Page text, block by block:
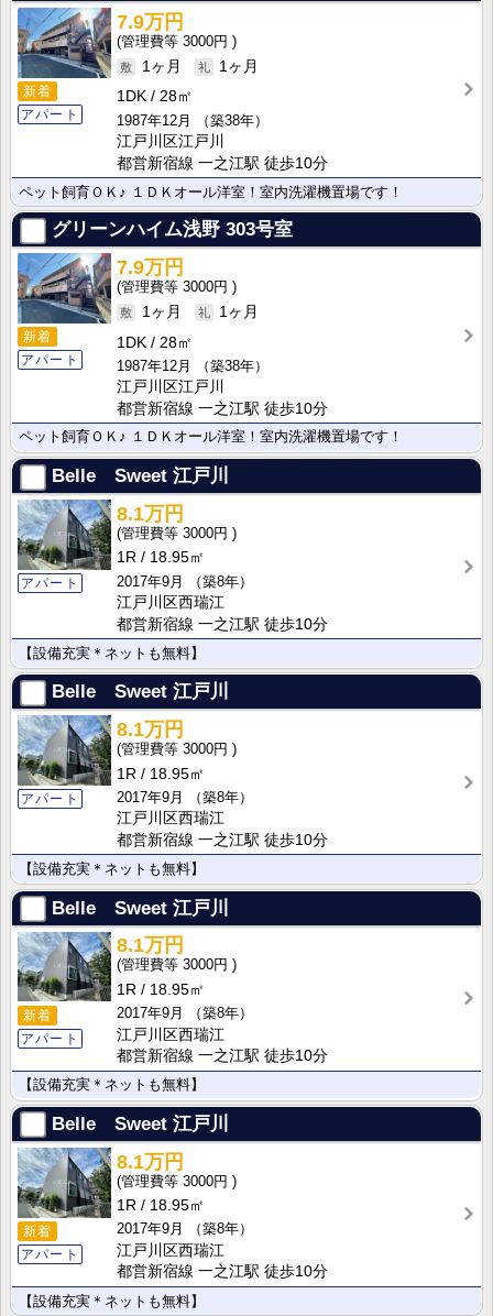
新着
アパート
7.9万円
3000円
1ヶ月
1ヶ月
1DK
28㎡
1987年12月
（築38年）
江戸川区江戸川
都営新宿線 一之江駅 徒歩10分
ペット飼育ＯＫ♪ １ＤＫオール洋室！室内洗濯機置場です！
グリーンハイム浅野 303号室
新着
アパート
7.9万円
3000円
1ヶ月
1ヶ月
1DK
28㎡
1987年12月
（築38年）
江戸川区江戸川
都営新宿線 一之江駅 徒歩10分
ペット飼育ＯＫ♪ １ＤＫオール洋室！室内洗濯機置場です！
Belle Sweet 江戸川
アパート
8.1万円
3000円
1R
18.95㎡
2017年9月
（築8年）
江戸川区西瑞江
都営新宿線 一之江駅 徒歩10分
【設備充実＊ネットも無料】
Belle Sweet 江戸川
アパート
8.1万円
3000円
1R
18.95㎡
2017年9月
（築8年）
江戸川区西瑞江
都営新宿線 一之江駅 徒歩10分
【設備充実＊ネットも無料】
Belle Sweet 江戸川
新着
アパート
8.1万円
3000円
1R
18.95㎡
2017年9月
（築8年）
江戸川区西瑞江
都営新宿線 一之江駅 徒歩10分
【設備充実＊ネットも無料】
Belle Sweet 江戸川
新着
アパート
8.1万円
3000円
1R
18.95㎡
2017年9月
（築8年）
江戸川区西瑞江
都営新宿線 一之江駅 徒歩10分
【設備充実＊ネットも無料】